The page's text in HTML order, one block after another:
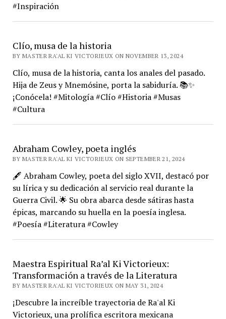
#Inspiración
Clío, musa de la historia
BY MASTER RA'AL KI VICTORIEUX ON NOVEMBER 13, 2024
Clío, musa de la historia, canta los anales del pasado.
Hija de Zeus y Mnemósine, porta la sabiduría. 📚✨
¡Conócela! #Mitología #Clío #Historia #Musas
#Cultura
Abraham Cowley, poeta inglés
BY MASTER RA'AL KI VICTORIEUX ON SEPTEMBER 21, 2024
🖋️ Abraham Cowley, poeta del siglo XVII, destacó por
su lírica y su dedicación al servicio real durante la
Guerra Civil. 🌟 Su obra abarca desde sátiras hasta
épicas, marcando su huella en la poesía inglesa.
#Poesía #Literatura #Cowley
Maestra Espiritual Ra’al Ki Victorieux:
Transformación a través de la Literatura
BY MASTER RA'AL KI VICTORIEUX ON MAY 31, 2024
¡Descubre la increíble trayectoria de Ra'al Ki
Victorieux, una prolífica escritora mexicana